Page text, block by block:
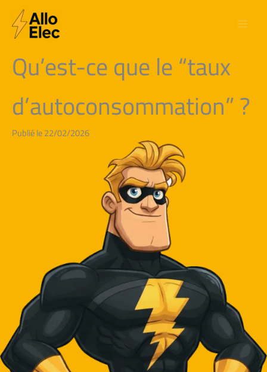
contenu
Qu’est-ce que le “taux
d’autoconsommation” ?
Publié le 22/02/2026